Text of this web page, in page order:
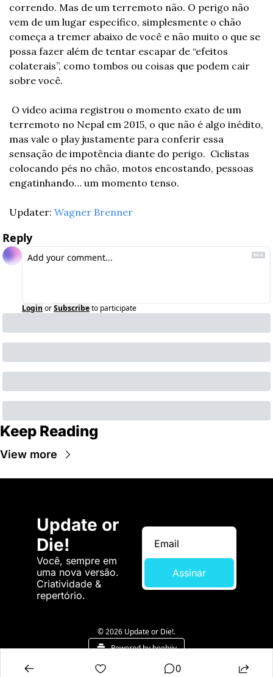
correndo. Mas de um terremoto não. O perigo não
vem de um lugar específico, simplesmente o chão
começa a tremer abaixo de você e não muito o que se
possa fazer além de tentar escapar de “efeitos
colaterais”, como tombos ou coisas que podem cair
sobre você.
terremoto no Nepal em 2015, o que não é algo inédito,
mas vale o play justamente para conferir essa
sensação de impotência diante do perigo.  Ciclistas
colocando pés no chão, motos encostando, pessoas
engatinhando… um momento tenso.
Updater: Wagner Brenner
Reply
Login orSubscribeto participate
Keep Reading
View more
Update or
Die!
Você, sempre em
uma nova versão.
Criatividade &
repertório.
Assinar
© 2026 Update or Die!.
Powered by beehiiv
0